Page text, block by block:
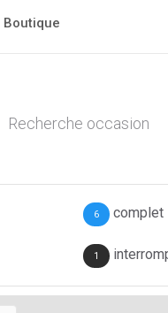
Boutique
Recherche occasion
6 complet
1